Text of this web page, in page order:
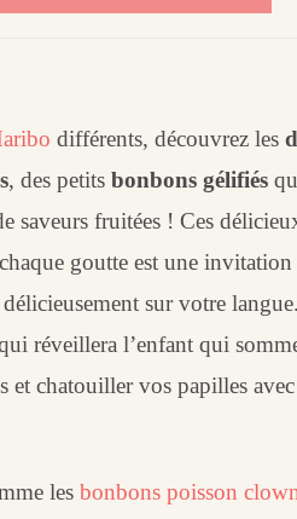
différents, découvrez les
, des petits bonbons gélifiés
saveurs fruitées ! Ces
goutte est une
sur votre
réveillera l’enfant qui
chatouiller vos papilles avec
les bonbons poisson